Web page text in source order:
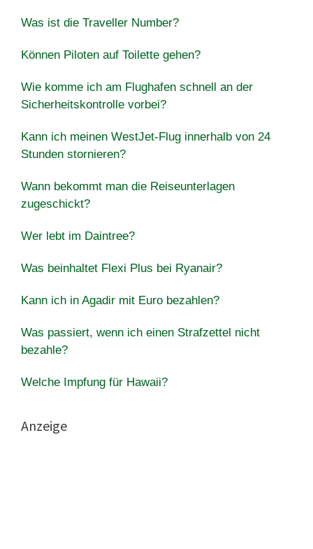
Was ist die Traveller Number?
Können Piloten auf Toilette gehen?
Wie komme ich am Flughafen schnell an der
Sicherheitskontrolle vorbei?
Kann ich meinen WestJet-Flug innerhalb von 24
Stunden stornieren?
Wann bekommt man die Reiseunterlagen
zugeschickt?
Wer lebt im Daintree?
Was beinhaltet Flexi Plus bei Ryanair?
Kann ich in Agadir mit Euro bezahlen?
Was passiert, wenn ich einen Strafzettel nicht
bezahle?
Welche Impfung für Hawaii?
Anzeige